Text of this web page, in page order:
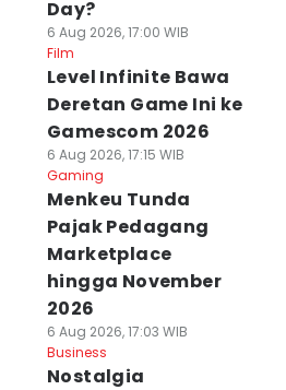
Day?
6 Aug 2026, 17:00 WIB
Film
Level Infinite Bawa
Deretan Game Ini ke
Gamescom 2026
6 Aug 2026, 17:15 WIB
Gaming
Menkeu Tunda
Pajak Pedagang
Marketplace
hingga November
2026
6 Aug 2026, 17:03 WIB
Business
Nostalgia